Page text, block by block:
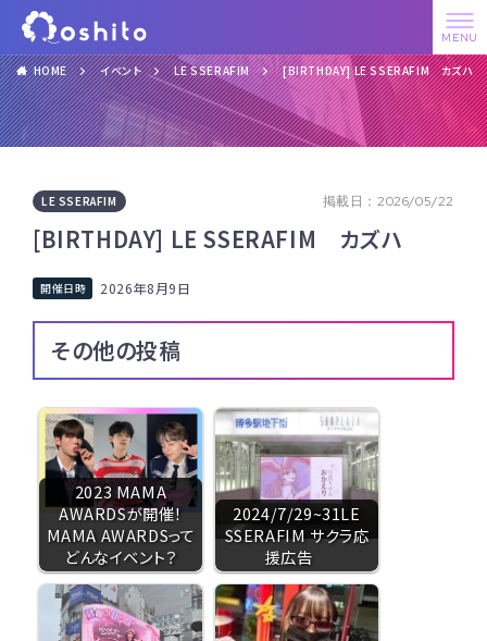
HOME イベント LE SSERAFIM [BIRTHDAY] LE SSERAFIM カズハ
LE SSERAFIM 掲載日：2026/05/22
[BIRTHDAY] LE SSERAFIM カズハ
2026年8月9日
その他の投稿
2023 MAMA
AWARDSが開催！
MAMA AWARDSって
どんなイベント？
2024/7/29~31LE
SSERAFIM サクラ応
援広告